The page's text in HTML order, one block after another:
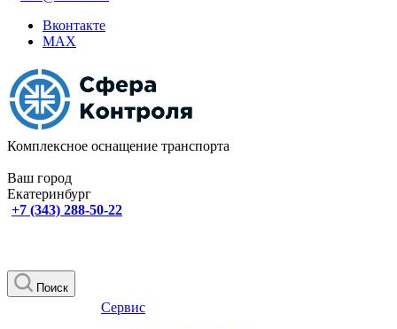
Вконтакте
MAX
Комплексное оснащение транспорта
Ваш город
Екатеринбург
+7 (343) 288-50-22
Поиск
Сервис